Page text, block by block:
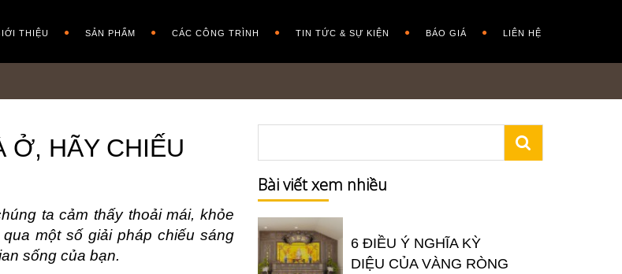
THIỆU SẢN PHẨM CÁC CÔNG TRÌNH TIN TỨC & SỰ KIỆN BÁO GIÁ LIÊN HỆ
Ở, HÃY CHIẾU
ta cảm thấy thoải mái, khỏe
một số giải pháp chiếu sáng
sống của bạn.
Bài viết xem nhiều
6 ĐIỀU Ý NGHĨA KỲ
DIỆU CỦA VÀNG RÒNG